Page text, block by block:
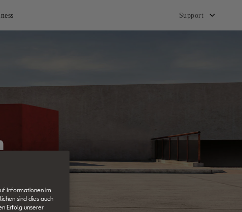
Support
Informationen im
sind dies auch
Erfolg unserer